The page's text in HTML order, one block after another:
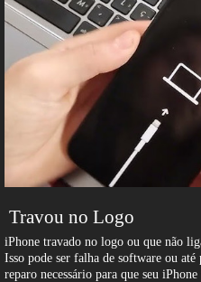
Travou no Logo
iPhone travado no logo ou que não
Isso pode ser falha de software ou
reparo necessário para que seu